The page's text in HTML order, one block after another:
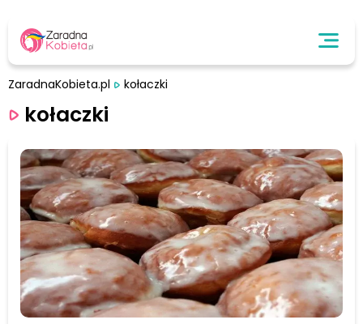
ZaradnaKobieta.pl kołaczki
kołaczki